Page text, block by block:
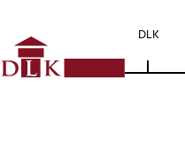
DLK